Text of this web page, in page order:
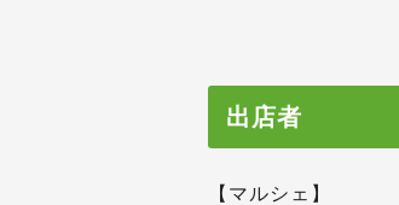
出店者
【マルシェ】